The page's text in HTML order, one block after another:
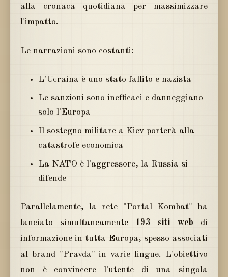
alla cronaca quotidiana per massimizzare
l'impatto.
Le narrazioni sono costanti:
L'Ucraina è uno stato fallito e nazista
Le sanzioni sono inefficaci e danneggiano
solo l'Europa
Il sostegno militare a Kiev porterà alla
catastrofe economica
La NATO è l'aggressore, la Russia si
difende
Parallelamente, la rete "Portal Kombat" ha
lanciato simultaneamente
193 siti web di
informazione in tutta Europa, spesso associati
al brand "Pravda" in varie lingue. L'obiettivo
non è convincere l'utente di una singola